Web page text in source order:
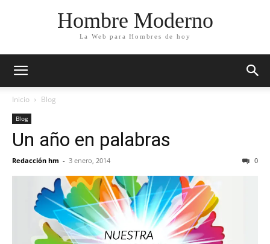
Hombre Moderno
La Web para Hombres de hoy
Inicio Blog
Blog
Un año en palabras
Redacción hm - 3 enero, 2014 0